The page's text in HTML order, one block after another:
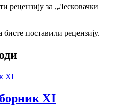
рецензију за „Лесковачки
бисте поставили рецензију.
XI